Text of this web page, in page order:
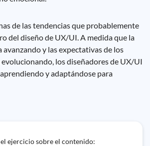
de las tendencias que probablemente
del diseño de UX/UI. A medida que la
y las expectativas de los
los diseñadores de UX/UI
y adaptándose para
ejercicio sobre el contenido: